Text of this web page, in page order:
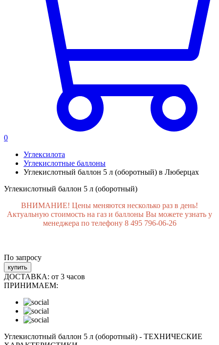
0
Углексилота
Углекислотные баллоны
Углекислотный баллон 5 л (оборотный) в Люберцах
Углекислотный баллон 5 л (оборотный)
ВНИМАНИЕ! Цены меняются несколько раз в день!
Актуальную стоимость на газ и баллоны Вы можете узнать у
менеджера по телефону 8 495 796-06-26
По запросу
купить
ДОСТАВКА: от 3 часов
ПРИНИМАЕМ:
Углекислотный баллон 5 л (оборотный) - ТЕХНИЧЕСКИЕ